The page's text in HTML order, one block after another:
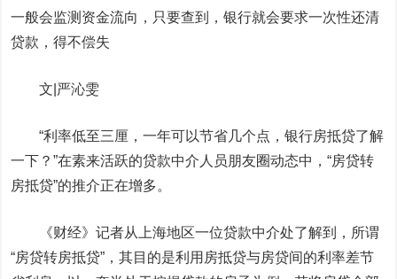
一般会监测资金流向，只要查到，银行就会要求一次性还清
贷款，得不偿失
文|严沁雯
“利率低至三厘，一年可以节省几个点，银行房抵贷了解
一下？”在素来活跃的贷款中介人员朋友圈动态中，“房贷转
房抵贷”的推介正在增多。
《财经》记者从上海地区一位贷款中介处了解到，所谓
“房贷转房抵贷”，其目的是利用房抵贷与房贷间的利率差节